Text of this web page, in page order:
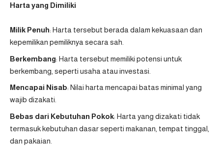
Harta yang Dimiliki
Milik Penuh: Harta tersebut berada dalam kekuasaan dan
kepemilikan pemiliknya secara sah.
Berkembang: Harta tersebut memiliki potensi untuk
berkembang, seperti usaha atau investasi.
Mencapai Nisab: Nilai harta mencapai batas minimal yang
wajib dizakati.
Bebas dari Kebutuhan Pokok: Harta yang dizakati tidak
termasuk kebutuhan dasar seperti makanan, tempat tinggal,
dan pakaian.